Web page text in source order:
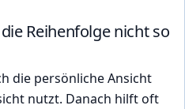
Reihenfolge nicht so
die persönliche Ansicht
nutzt. Danach hilft oft